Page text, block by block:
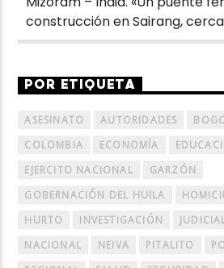
construcción en Sairang,
POR ETIQUETA
ASESINATO AUTORIDADES
COLOMBIA
ECONOMÍA
EJERCITO NACIONAL
GARZÓN
GOBERNACIÓN DEL HUILA
HURTO
INVESTIGACIÓN
NACIONAL
NEIVA PITALITO